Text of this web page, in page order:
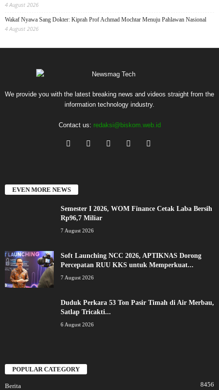
4 August 2026
Wakaf Nyawa Sang Dokter: Kiprah Prof Achmad Mochtar Menuju Pahlawan Nasional
4 August 2026
We provide you with the latest breaking news and videos straight from the
information technology industry.
Contact us: redaksi@biskom.web.id
EVEN MORE NEWS
Semester I 2026, WOM Finance Cetak Laba Bersih
Rp96,7 Miliar
7 August 2026
Soft Launching NCC 2026, APTIKNAS Dorong
Percepatan RUU KKS untuk Memperkuat...
7 August 2026
Duduk Perkara 53 Ton Pasir Timah di Air Merbau,
Satlap Tricakti...
6 August 2026
POPULAR CATEGORY
Berita 8456